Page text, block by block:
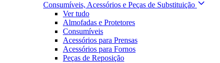
Consumíveis, Acessórios e Peças de Substituição
Ver tudo
Almofadas e Protetores
Consumíveis
Acessórios para Prensas
Acessórios para Fornos
Peças de Reposição